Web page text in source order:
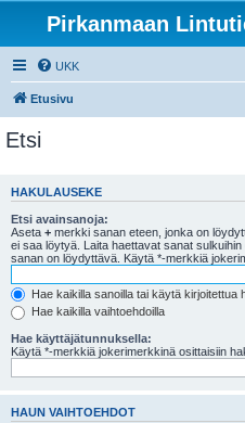
Pirkanmaan
UKK
Etusivu
Etsi
HAKULAUSEKE
Etsi avainsanoja:
Aseta + merkki sanan eteen, jonka on
ei saa löytyä. Laita haettavat sanat sulkuihin
sanan on löydyttävä. Käytä *-merkkiä
Hae kaikilla sanoilla tai käytä kirjoitettua
Hae kaikilla vaihtoehdoilla
Hae käyttäjätunnuksella:
Käytä *-merkkiä jokerimerkkinä osittaisiin
HAUN VAIHTOEHDOT